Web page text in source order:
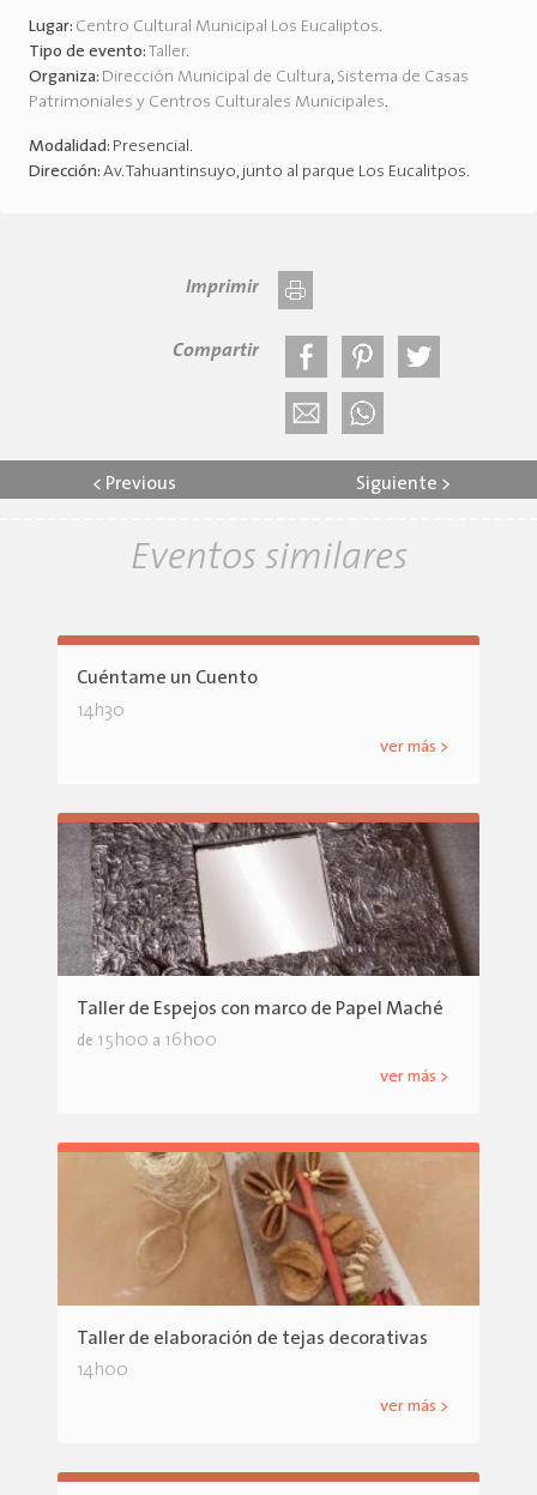
Lugar: Centro Cultural Municipal Los Eucaliptos.
Tipo de evento: Taller.
Organiza: Dirección Municipal de Cultura, Sistema de Casas
Patrimoniales y Centros Culturales Municipales.
Modalidad: Presencial.
Dirección: Av. Tahuantinsuyo, junto al parque Los Eucalitpos.
Imprimir
Compartir
< Previous Siguiente >
Eventos similares
Cuéntame un Cuento
14h30
ver más >
Taller de Espejos con marco de Papel Maché
de 15h00 a 16h00
ver más >
Taller de elaboración de tejas decorativas
14h00
ver más >